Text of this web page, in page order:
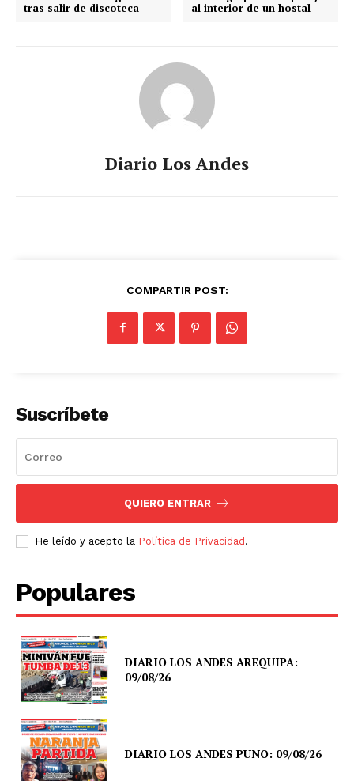
tras salir de discoteca
al interior de un hostal
Diario Los Andes
COMPARTIR POST:
Suscríbete
QUIERO ENTRAR
He leído y acepto la Política de Privacidad.
Populares
DIARIO LOS ANDES AREQUIPA:
09/08/26
DIARIO LOS ANDES PUNO: 09/08/26